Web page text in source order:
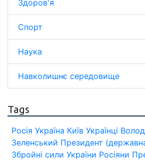
Здоров'я
Спорт
Наука
Навколишнє середовище
Tags
Росія Україна Київ Українці
Зеленський Президент
Збройні сили України Росіяни